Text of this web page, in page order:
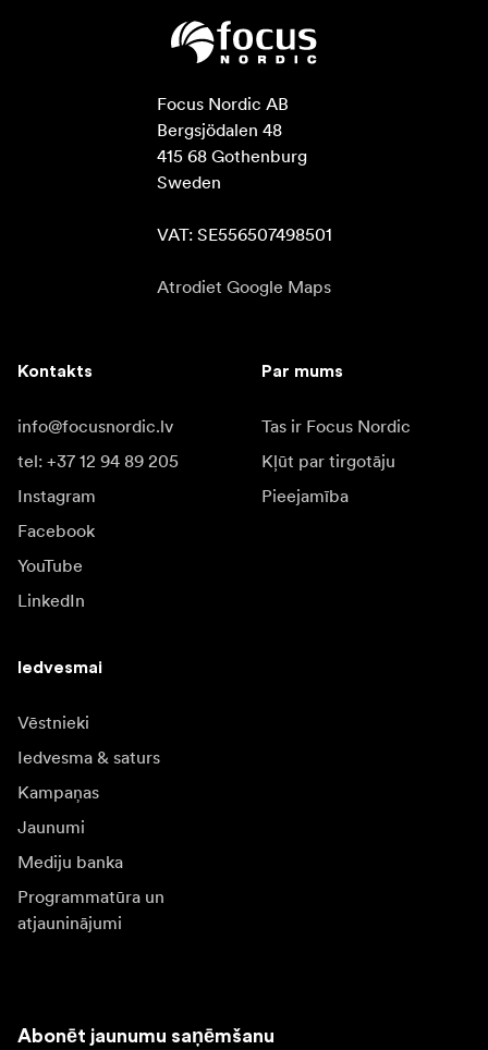
Focus Nordic AB
Bergsjödalen 48
415 68 Gothenburg
Sweden
VAT: SE556507498501
Atrodiet Google Maps
Kontakts
info@focusnordic.lv
tel: +37 12 94 89 205
Instagram
Facebook
YouTube
LinkedIn
Par mums
Tas ir Focus Nordic
Kļūt par tirgotāju
Pieejamība
Iedvesmai
Vēstnieki
Iedvesma & saturs
Kampaņas
Jaunumi
Mediju banka
Programmatūra un
atjauninājumi
Abonēt jaunumu saņēmšanu